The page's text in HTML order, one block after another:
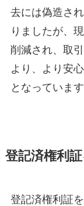
去には偽造さ
りましたが、
削減され、取
より、より安
となっています
登記済権利
登記済権利証